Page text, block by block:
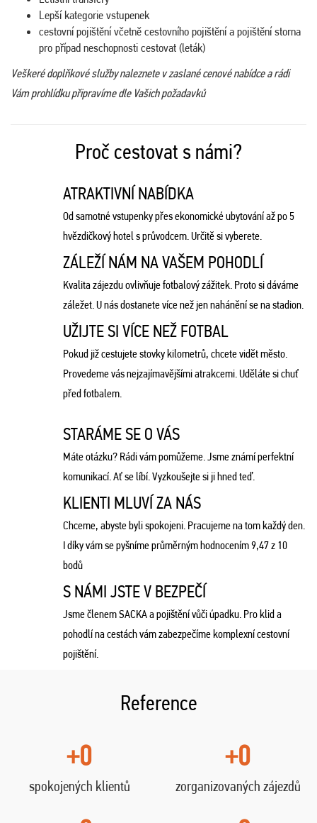
Lepší kategorie vstupenek
cestovní pojištění včetně cestovního pojištění a pojištění storna
pro případ neschopnosti cestovat (leták)
Veškeré doplňkové služby naleznete v zaslané cenové nabídce a rádi
Vám prohlídku připravíme dle Vašich požadavků
Proč cestovat s námi?
ATRAKTIVNÍ NABÍDKA
Od samotné vstupenky přes ekonomické ubytování až po 5
hvězdičkový hotel s průvodcem. Určitě si vyberete.
ZÁLEŽÍ NÁM NA VAŠEM POHODLÍ
Kvalita zájezdu ovlivňuje fotbalový zážitek. Proto si dáváme
záležet. U nás dostanete více než jen nahánění se na stadion.
UŽIJTE SI VÍCE NEŽ FOTBAL
Pokud již cestujete stovky kilometrů, chcete vidět město.
Provedeme vás nejzajímavějšími atrakcemi. Uděláte si chuť
před fotbalem.
STARÁME SE O VÁS
Máte otázku? Rádi vám pomůžeme. Jsme známí perfektní
komunikací. Ať se líbí. Vyzkoušejte si ji hned teď.
KLIENTI MLUVÍ ZA NÁS
Chceme, abyste byli spokojeni. Pracujeme na tom každý den.
I díky vám se pyšníme průměrným hodnocením 9,47 z 10
bodů
S NÁMI JSTE V BEZPEČÍ
Jsme členem SACKA a pojištění vůči úpadku. Pro klid a
pohodlí na cestách vám zabezpečíme komplexní cestovní
pojištění.
Reference
+0
spokojených klientů
+0
zorganizovaných zájezdů